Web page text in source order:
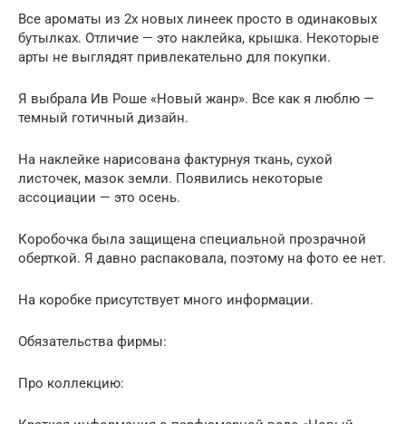
Все ароматы из 2х новых линеек просто в одинаковых
бутылках. Отличие — это наклейка, крышка. Некоторые
арты не выглядят привлекательно для покупки.
Я выбрала Ив Роше «Новый жанр». Все как я люблю —
темный готичный дизайн.
На наклейке нарисована фактурнуя ткань, сухой
листочек, мазок земли. Появились некоторые
ассоциации — это осень.
Коробочка была защищена специальной прозрачной
оберткой. Я давно распаковала, поэтому на фото ее нет.
На коробке присутствует много информации.
Обязательства фирмы:
Про коллекцию: